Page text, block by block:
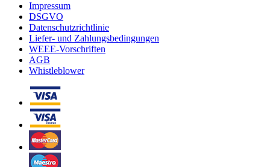
Impressum
DSGVO
Datenschutzrichtlinie
Liefer- und Zahlungsbedingungen
WEEE-Vorschriften
AGB
Whistleblower